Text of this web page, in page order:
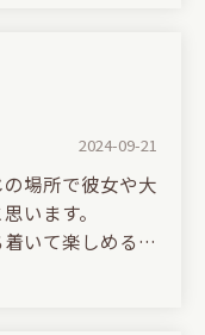
デート、貸し切
なお店でした。
、マスターの
で良い人なの
it didn't taste
tasted
と美味しいシー
ことで。😅
すが、味を求め
谷ならたくさん
せん
2024-09-21
場所で彼女や大
います。
いて楽しめるお